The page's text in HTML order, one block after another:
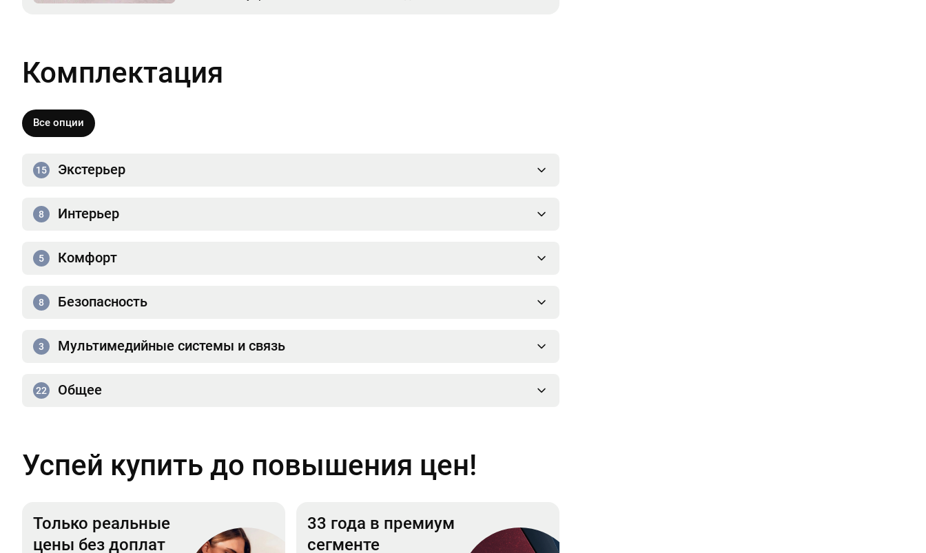
Комплектация
Все опции
15 Экстерьер
8 Интерьер
5 Комфорт
8 Безопасность
3 Мультимедийные системы и связь
22 Общее
Успей купить до повышения цен!
Только реальные
цены без доплат
33 года в премиум
сегменте